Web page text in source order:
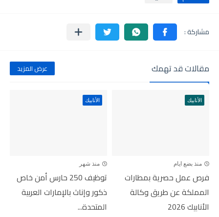
مقالات قد تهمك عرض المزيد
الأنابيك
منذ بضع ايام
فرص عمل حصرية بمطارات
المملكة عن طريق وكالة
الأنابيك 2026
الأنابيك
منذ شهر
توظيف 250 حارس أمن خاص
ذكور وإناث بالإمارات العربية
المتحدة...